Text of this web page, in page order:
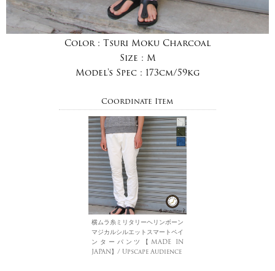
Color : Tsuri Moku Charcoal
Size : M
Model's Spec : 173cm/59kg
Coordinate Item
横ムラ糸ミリタリーヘリンボーン
マジカルシルエットスマートペイ
ンターパンツ【MADE IN
JAPAN】/ Upscape Audience